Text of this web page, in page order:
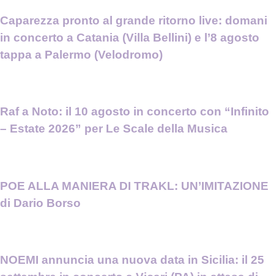
Caparezza pronto al grande ritorno live: domani
in concerto a Catania (Villa Bellini) e l’8 agosto
tappa a Palermo (Velodromo)
Raf a Noto: il 10 agosto in concerto con “Infinito
– Estate 2026” per Le Scale della Musica
POE ALLA MANIERA DI TRAKL: UN’IMITAZIONE
di Dario Borso
NOEMI annuncia una nuova data in Sicilia: il 25